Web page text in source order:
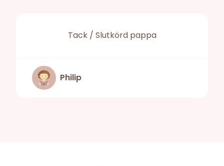
Tack / Slutkörd pappa
Philip